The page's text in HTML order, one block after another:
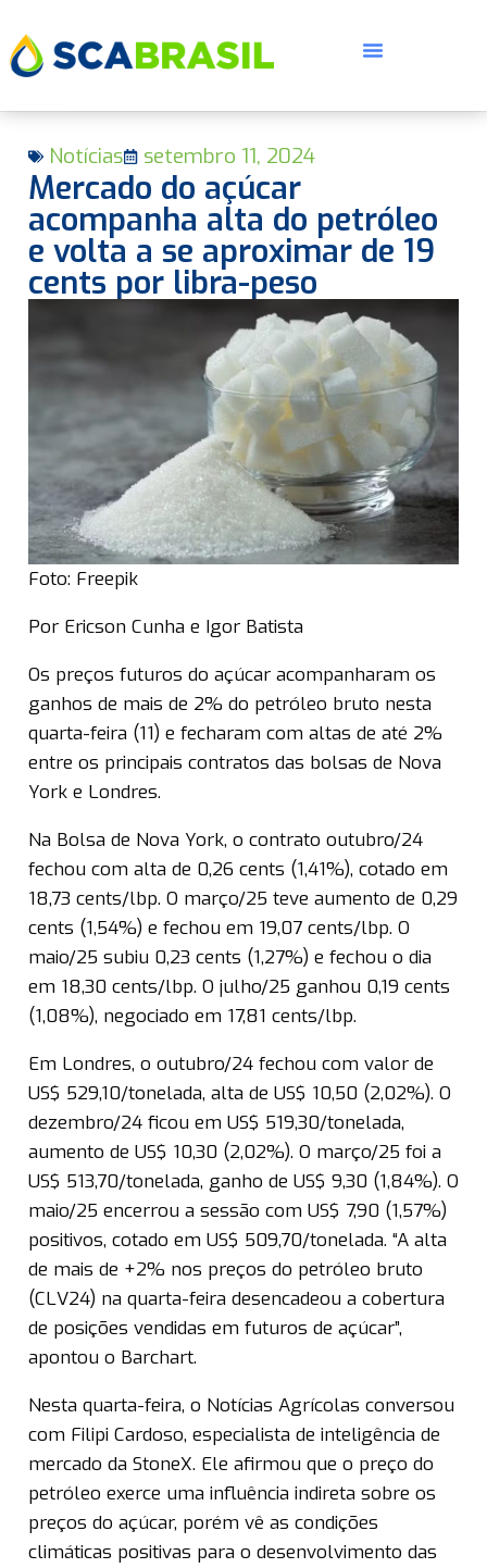
Notícias setembro 11, 2024
Mercado do açúcar
acompanha alta do petróleo
e volta a se aproximar de 19
cents por libra-peso
Foto: Freepik
Por Ericson Cunha e Igor Batista
Os preços futuros do açúcar acompanharam os
ganhos de mais de 2% do petróleo bruto nesta
quarta-feira (11) e fecharam com altas de até 2%
entre os principais contratos das bolsas de Nova
York e Londres.
Na Bolsa de Nova York, o contrato outubro/24
fechou com alta de 0,26 cents (1,41%), cotado em
18,73 cents/lbp. O março/25 teve aumento de 0,29
cents (1,54%) e fechou em 19,07 cents/lbp. O
maio/25 subiu 0,23 cents (1,27%) e fechou o dia
em 18,30 cents/lbp. O julho/25 ganhou 0,19 cents
(1,08%), negociado em 17,81 cents/lbp.
Em Londres, o outubro/24 fechou com valor de
US$ 529,10/tonelada, alta de US$ 10,50 (2,02%). O
dezembro/24 ficou em US$ 519,30/tonelada,
aumento de US$ 10,30 (2,02%). O março/25 foi a
US$ 513,70/tonelada, ganho de US$ 9,30 (1,84%). O
maio/25 encerrou a sessão com US$ 7,90 (1,57%)
positivos, cotado em US$ 509,70/tonelada. “A alta
de mais de +2% nos preços do petróleo bruto
(CLV24) na quarta-feira desencadeou a cobertura
de posições vendidas em futuros de açúcar”,
apontou o Barchart.
Nesta quarta-feira, o Notícias Agrícolas conversou
com Filipi Cardoso, especialista de inteligência de
mercado da StoneX. Ele afirmou que o preço do
petróleo exerce uma influência indireta sobre os
preços do açúcar, porém vê as condições
climáticas positivas para o desenvolvimento das